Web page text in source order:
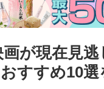
画が現在見
すすめ10